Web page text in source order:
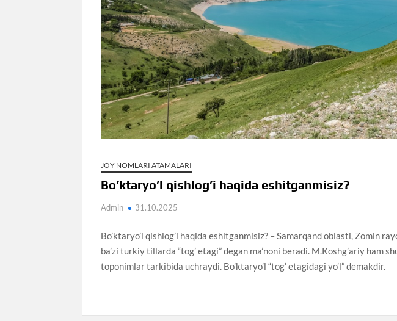
JOY NOMLARI ATAMALARI
Bo’ktaryo’l qishlog’i haqida eshitganmisiz?
Admin 31.10.2025
Bo’ktaryo’l qishlog’i haqida eshitganmisiz? – Samarqand oblasti, Zomin
ba’zi turkiy tillarda “tog’ etagi” degan ma’noni beradi. M.Koshg’ariy ham
toponimlar tarkibida uchraydi. Bo’ktaryo’l “tog’ etagidagi yo’l” demakdir.